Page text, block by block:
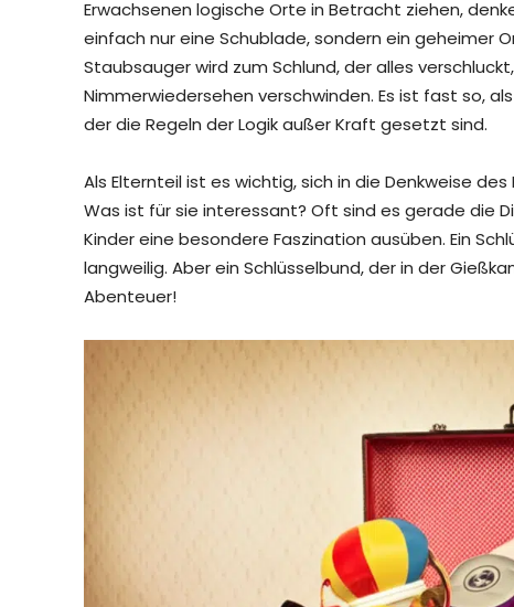
Erwachsenen logische Orte in Betracht ziehen,
einfach nur eine Schublade, sondern ein geheimer
Staubsauger wird zum Schlund, der alles
Nimmerwiedersehen verschwinden. Es ist fast so,
der die Regeln der Logik außer Kraft gesetzt sind.
Als Elternteil ist es wichtig, sich in die Denkweise
Was ist für sie interessant? Oft sind es gerade die
Kinder eine besondere Faszination ausüben. Ein
langweilig. Aber ein Schlüsselbund, der in der
Abenteuer!